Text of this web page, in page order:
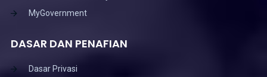
MyGovernment
DASAR DAN PENAFIAN
Dasar Privasi